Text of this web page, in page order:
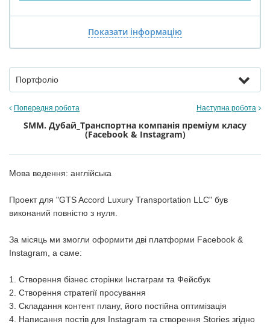
Показати інформацію
Портфоліо
Попередня робота Наступна робота
SMM. Дубай_Транспортна компанія преміум класу
(Facebook & Instagram)
Мова ведення: англійська
Проект для "GTS Accord Luxury Transportation LLC" був
виконаний повністю з нуля.
За місяць ми змогли оформити дві платформи Facebook &
Instagram, а саме:
1. Створення бізнес сторінки Інстаграм та Фейсбук
2. Створення стратегії просування
3. Складання контент плану, його постійна оптимізація
4. Написання постів для Instagram та створення Stories згідно